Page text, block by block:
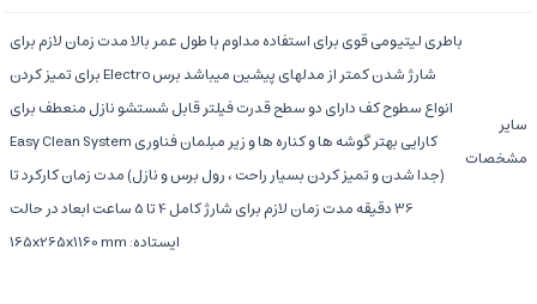
سایر
مشخصات
باطری لیتیومی قوی برای استفاده مداوم با طول عمر بالا مدت زمان لازم برای
شارژ شدن کمتر از مدلهای پیشین میباشد برس Electro برای تمیز کردن
انواع سطوح کف دارای دو سطح قدرت فیلتر قابل شستشو نازل منعطف برای
کارایی بهتر گوشه ها و کناره ها و زیر مبلمان فناوری Easy Clean System
(جدا شدن و تمیز کردن بسیار راحت ، رول برس و نازل) مدت زمان کارکرد تا
36 دقیقه مدت زمان لازم برای شارژ کامل 4 تا 5 ساعت ابعاد در حالت
ایستاده: 165x265x1160 mm